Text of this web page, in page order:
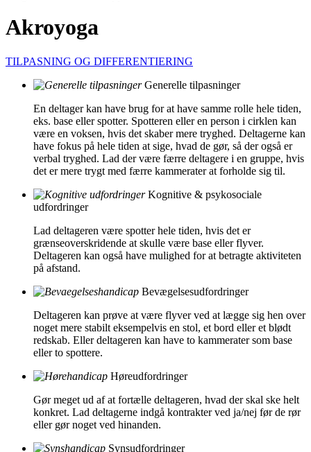
Akroyoga
TILPASNING OG DIFFERENTIERING
Generelle tilpasninger
En deltager kan have brug for at have samme rolle hele tiden,
eks. base eller spotter. Spotteren eller en person i cirklen kan
være en voksen, hvis det skaber mere tryghed. Deltagerne kan
have fokus på hele tiden at sige, hvad de gør, så der også er
verbal tryghed. Lad der være færre deltagere i en gruppe, hvis
det er mere trygt med færre kammerater at forholde sig til.
Kognitive & psykosociale
udfordringer
Lad deltageren være spotter hele tiden, hvis det er
grænseoverskridende at skulle være base eller flyver.
Deltageren kan også have mulighed for at betragte aktiviteten
på afstand.
Bevægelsesudfordringer
Deltageren kan prøve at være flyver ved at lægge sig hen over
noget mere stabilt eksempelvis en stol, et bord eller et blødt
redskab. Eller deltageren kan have to kammerater som base
eller to spottere.
Høreudfordringer
Gør meget ud af at fortælle deltageren, hvad der skal ske helt
konkret. Lad deltagerne indgå kontrakter ved ja/nej før de rør
eller gør noget ved hinanden.
Synsudfordringer